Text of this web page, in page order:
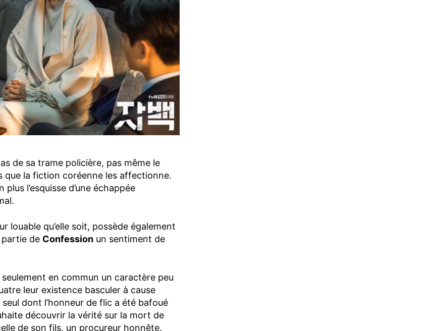
de sa trame policière, pas même le
que la fiction coréenne les affectionne.
l’esquisse d’une échappée
louable qu’elle soit, possède également
partie de Confession un sentiment de
en commun un caractère peu
leur existence basculer à cause
dont l’honneur de flic a été bafoué
découvrir la vérité sur la mort de
de son fils, un procureur honnête.